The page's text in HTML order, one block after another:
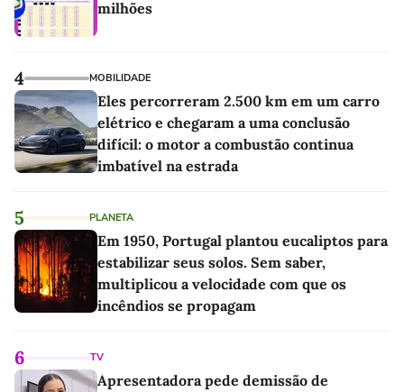
milhões
4 MOBILIDADE
Eles percorreram 2.500 km em um carro
elétrico e chegaram a uma conclusão
difícil: o motor a combustão continua
imbatível na estrada
5 PLANETA
Em 1950, Portugal plantou eucaliptos para
estabilizar seus solos. Sem saber,
multiplicou a velocidade com que os
incêndios se propagam
6 TV
Apresentadora pede demissão de